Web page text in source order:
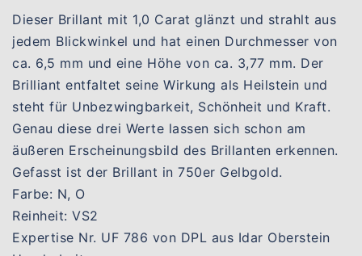
Dieser Brillant mit 1,0 Carat glänzt und strahlt aus
jedem Blickwinkel und hat einen Durchmesser von
ca. 6,5 mm und eine Höhe von ca. 3,77 mm. Der
Brilliant entfaltet seine Wirkung als Heilstein und
steht für Unbezwingbarkeit, Schönheit und Kraft.
Genau diese drei Werte lassen sich schon am
äußeren Erscheinungsbild des Brillanten erkennen.
Gefasst ist der Brillant in 750er Gelbgold.
Farbe: N, O
Reinheit: VS2
Expertise Nr. UF 786 von DPL aus Idar Oberstein